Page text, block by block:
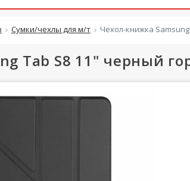
Сумки/чехлы для м/т Чехол-книжка
Tab S8 11" черный